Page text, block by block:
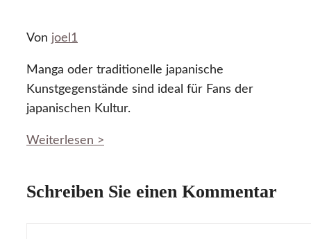
Von joel1
Manga oder traditionelle japanische
Kunstgegenstände sind ideal für Fans der
japanischen Kultur.
Weiterlesen >
Schreiben Sie einen Kommentar